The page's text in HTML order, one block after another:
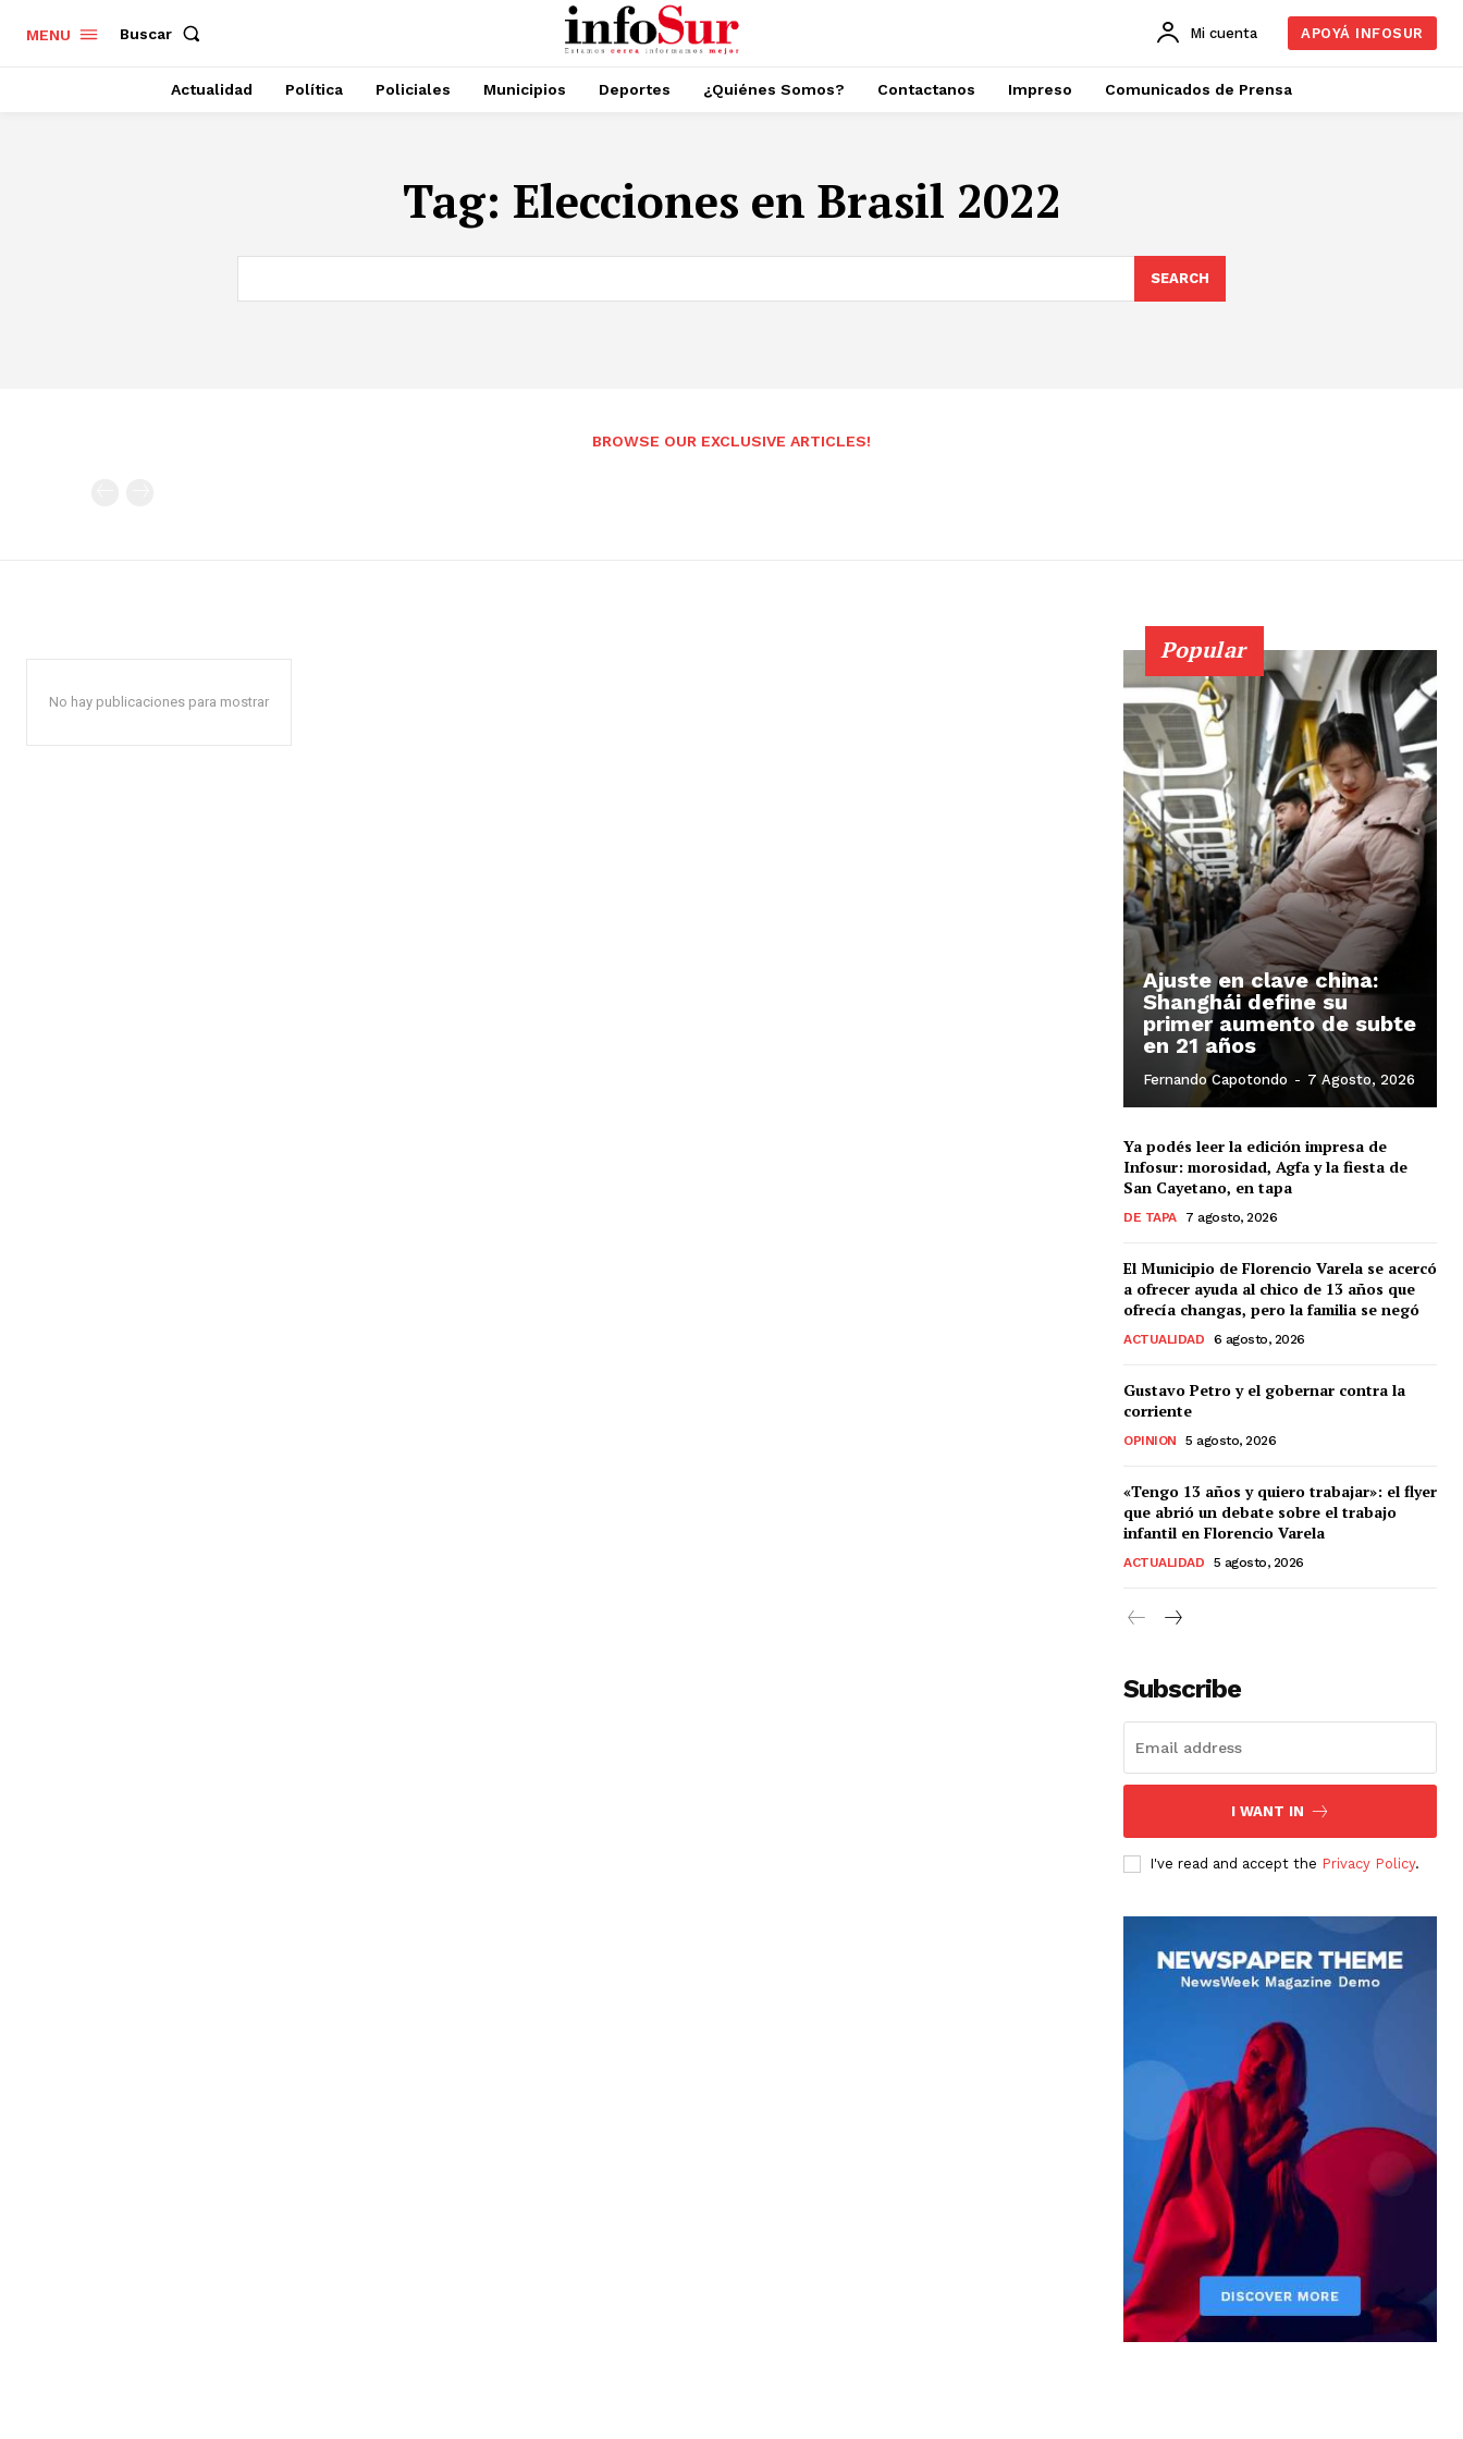
MENU Buscar Mi cuenta APOYÁ INFOSUR
Actualidad Política Policiales Municipios Deportes ¿Quiénes Somos? Contactanos Impreso Comunicados de Prensa
Tag: Elecciones en Brasil 2022
SEARCH
BROWSE OUR EXCLUSIVE ARTICLES!
No hay publicaciones para mostrar
Popular
Ajuste en clave china:
Shanghái define su
primer aumento de subte
en 21 años
Fernando Capotondo - 7 Agosto, 2026
Ya podés leer la edición impresa de
Infosur: morosidad, Agfa y la fiesta de
San Cayetano, en tapa
DE TAPA 7 agosto, 2026
El Municipio de Florencio Varela se acercó
a ofrecer ayuda al chico de 13 años que
ofrecía changas, pero la familia se negó
ACTUALIDAD 6 agosto, 2026
Gustavo Petro y el gobernar contra la
corriente
OPINION 5 agosto, 2026
«Tengo 13 años y quiero trabajar»: el flyer
que abrió un debate sobre el trabajo
infantil en Florencio Varela
ACTUALIDAD 5 agosto, 2026
Subscribe
I WANT IN
I've read and accept the Privacy Policy.